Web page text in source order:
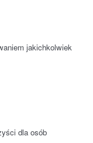
jakichkolwiek
dla osób